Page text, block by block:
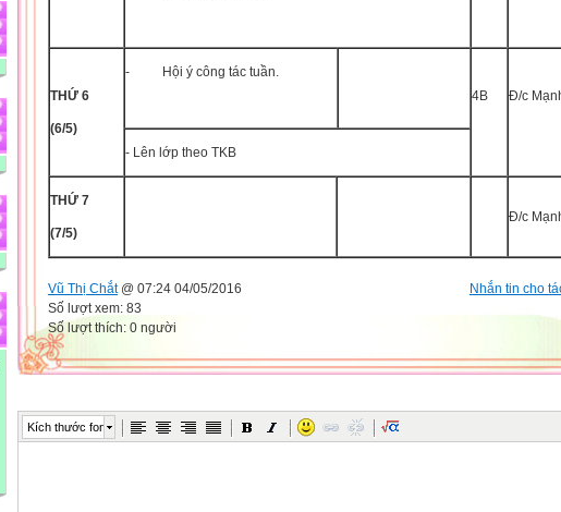
THỨ 6
(6/5)
- Hội ý công tác tuần.
4B
Đ/c
- Lên lớp theo TKB
THỨ 7
(7/5)
Đ/c
Nhắn tin cho
Vũ Thị Chắt@ 07:24 04/05/2016
Số lượt xem: 83
Số lượt thích: 0 người
Kích thước font